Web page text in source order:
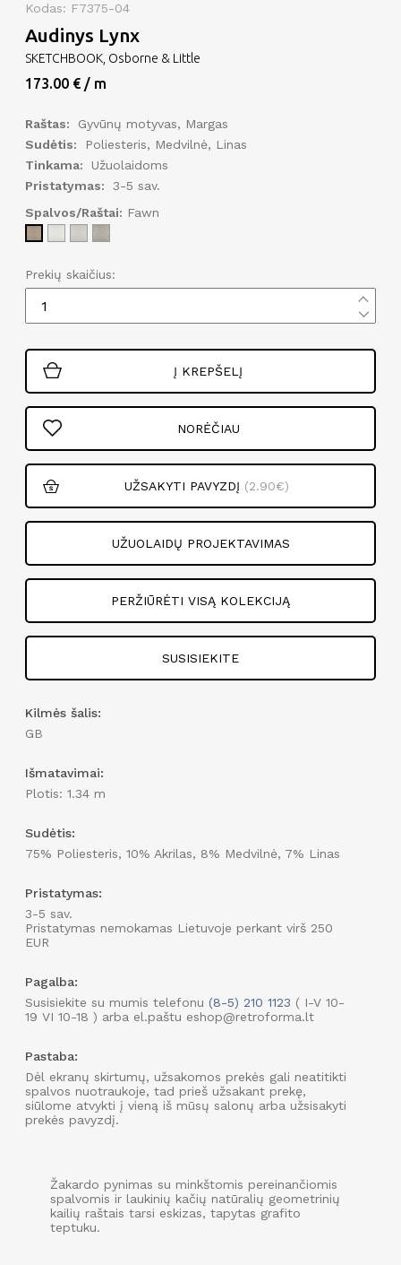
Kodas: F7375-04
Audinys Lynx
SKETCHBOOK, Osborne & Little
173.00 € / m
Raštas:
Gyvūnų motyvas, Margas
Sudėtis:
Poliesteris, Medvilnė, Linas
Tinkama:
Užuolaidoms
Pristatymas:
3-5 sav.
Spalvos/Raštai: Fawn
Prekių skaičius:
Į KREPŠELĮ
NORĖČIAU
UŽSAKYTI PAVYZDĮ (2.90€)
UŽUOLAIDŲ PROJEKTAVIMAS
PERŽIŪRĖTI VISĄ KOLEKCIJĄ
SUSISIEKITE
Žakardo pynimas su minkštomis pereinančiomis
spalvomis ir laukinių kačių natūralių geometrinių
kailių raštais tarsi eskizas, tapytas grafito
teptuku.
Kilmės šalis:
GB
Išmatavimai:
Plotis: 1.34 m
Sudėtis:
75% Poliesteris, 10% Akrilas, 8% Medvilnė, 7% Linas
Pristatymas:
3-5 sav.
Pristatymas nemokamas Lietuvoje perkant virš 250
EUR
Pagalba:
Susisiekite su mumis telefonu (8-5) 210 1123 ( I-V 10-
19 VI 10-18 ) arba el.paštu eshop@retroforma.lt
Pastaba:
Dėl ekranų skirtumų, užsakomos prekės gali neatitikti
spalvos nuotraukoje, tad prieš užsakant prekę,
siūlome atvykti į vieną iš mūsų salonų arba užsisakyti
prekės pavyzdį.